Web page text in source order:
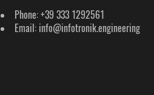
Phone: +39 333 1292561
Email: info@infotronik.engineering